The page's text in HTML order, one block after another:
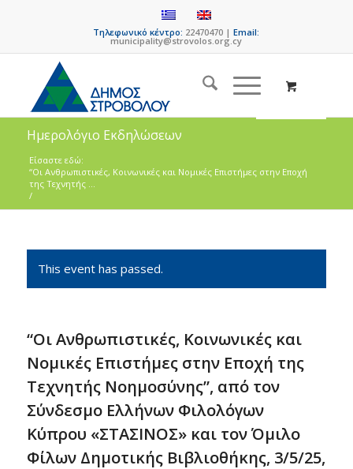
Τηλεφωνικό κέντρο: 22470470 |Email:
municipality@strovolos.org.cy
Ημερολόγιο Εκδηλώσεων
Είσαστε εδώ:
“Οι Ανθρωπιστικές, Κοινωνικές και Νομικές Επιστήμες στην Εποχή
της Τεχνητής ...
/
This event has passed.
“Οι Ανθρωπιστικές, Κοινωνικές και
Νομικές Επιστήμες στην Εποχή της
Τεχνητής Νοημοσύνης”, από τον
Σύνδεσμο Ελλήνων Φιλολόγων
Κύπρου «ΣΤΑΣΙΝΟΣ» και τον Όμιλο
Φίλων Δημοτικής Βιβλιοθήκης, 3/5/25,